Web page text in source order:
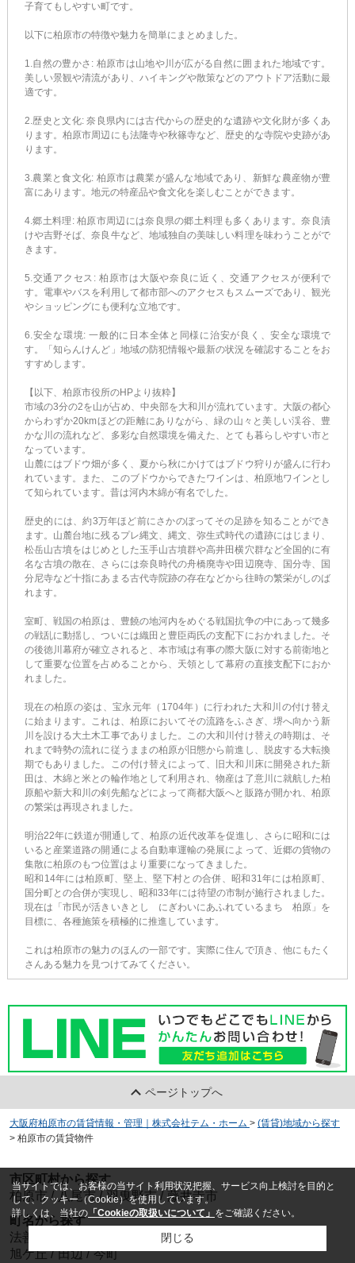
子育てもしやすい町です。
以下に柏原市の特徴や魅力を簡単にまとめました。
1.自然の豊かさ: 柏原市は山地や川が広がる自然に囲まれた地域です。
美しい景観や清流があり、ハイキングや散策などのアウトドア活動に最
適です。
2.歴史と文化: 奈良県内には古代からの歴史的な遺跡や文化財が多くあ
ります。柏原市周辺にも法隆寺や秋篠寺など、歴史的な寺院や史跡があ
ります。
3.農業と食文化: 柏原市は農業が盛んな地域であり、新鮮な農産物が豊
富にあります。地元の特産品や食文化を楽しむことができます。
4.郷土料理: 柏原市周辺には奈良県の郷土料理も多くあります。奈良漬
けや吉野そば、奈良牛など、地域独自の美味しい料理を味わうことがで
きます。
5.交通アクセス: 柏原市は大阪や奈良に近く、交通アクセスが便利で
す。電車やバスを利用して都市部へのアクセスもスムーズであり、観光
やショッピングにも便利な立地です。
6.安全な環境: 一般的に日本全体と同様に治安が良く、安全な環境で
す。「知らんけんど」地域の防犯情報や最新の状況を確認することをお
すすめします。
【以下、柏原市役所のHPより抜粋】
市域の3分の2を山が占め、中央部を大和川が流れています。大阪の都心
からわずか20kmほどの距離にありながら、緑の山々と美しい渓谷、豊
かな川の流れなど、多彩な自然環境を備えた、とても暮らしやすい市と
なっています。
山麓にはブドウ畑が多く、夏から秋にかけてはブドウ狩りが盛んに行わ
れています。また、このブドウからできたワインは、柏原地ワインとし
て知られています。昔は河内木綿が有名でした。
歴史的には、約3万年ほど前にさかのぼってその足跡を知ることができ
ます。山麓台地に残るプレ縄文、縄文、弥生式時代の遺跡にはじまり、
松岳山古墳をはじめとした玉手山古墳群や高井田横穴群など全国的に有
名な古墳の散在、さらには奈良時代の舟橋廃寺や田辺廃寺、国分寺、国
分尼寺など十指にあまる古代寺院跡の存在などから往時の繁栄がしのば
れます。
室町、戦国の柏原は、豊饒の地河内をめぐる戦国抗争の中にあって幾多
の戦乱に動揺し、ついには織田と豊臣両氏の支配下におかれました。そ
の後徳川幕府が確立されると、本市域は有事の際大阪に対する前衛地と
して重要な位置を占めることから、天領として幕府の直接支配下におか
れました。
現在の柏原の姿は、宝永元年（1704年）に行われた大和川の付け替え
に始まります。これは、柏原においてその流路をふさぎ、堺へ向かう新
川を設ける大土木工事でありました。この大和川付け替えの時期は、そ
れまで時勢の流れに従うままの柏原が旧態から前進し、脱皮する大転換
期でもありました。この付け替えによって、旧大和川床に開発された新
田は、木綿と米との輪作地として利用され、物産は了意川に就航した柏
原船や新大和川の剣先船などによって商都大阪へと販路が開かれ、柏原
の繁栄は再現されました。
明治22年に鉄道が開通して、柏原の近代改革を促進し、さらに昭和には
いると産業道路の開通による自動車運輸の発展によって、近郷の貨物の
集散に柏原のもつ位置はより重要になってきました。
昭和14年には柏原町、堅上、堅下村との合併、昭和31年には柏原町、
国分町との合併が実現し、昭和33年には待望の市制が施行されました。
現在は「市民が活きいきとし にぎわいにあふれているまち 柏原」を
目標に、各種施策を積極的に推進しています。
これは柏原市の魅力のほんの一部です。実際に住んで頂き、他にもたく
さんある魅力を見つけてみてください。
ページトップへ
大阪府柏原市の賃貸情報・管理｜株式会社テム・ホーム > (賃貸)地域から探す
> 柏原市の賃貸物件
市区町村から探す
柏原市 / 八尾市 / 羽曳野市 / 藤井寺市
町名から探す
法善寺
国分本町/ 太平寺
旭ケ丘/ 田辺/ 今町
当サイトでは、お客様の当サイト利用状況把握、サービス向上検討を目的と
して、クッキー（Cookie）を使用しています。
詳しくは、当社の 「Cookieの取扱いについて」 をご確認ください。
閉じる